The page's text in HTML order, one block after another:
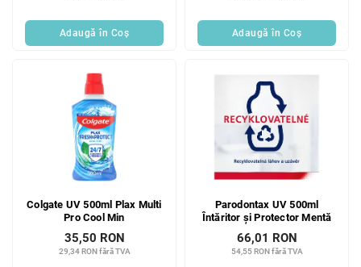
Adaugă în Coş Adaugă în Coş
Colgate UV 500ml Plax Multi
Pro Cool Min
29,34 RON fără TVA
35,50 RON
Parodontax UV 500ml
Întăritor și Protector Mentă
54,55 RON fără TVA
66,01 RON